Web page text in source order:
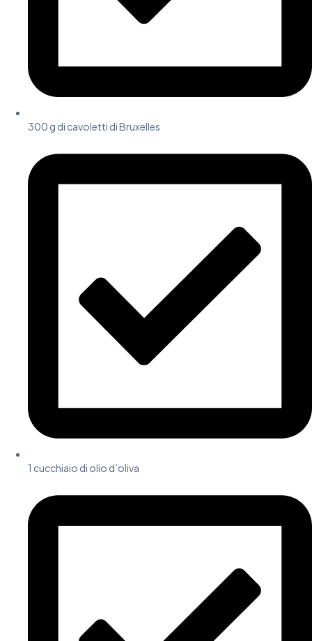
300 g di cavoletti di Bruxelles
1 cucchiaio di olio d’oliva